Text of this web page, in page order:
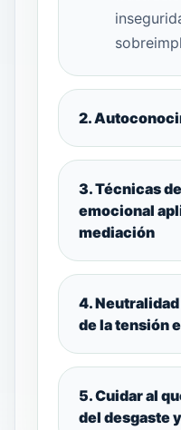
2.
3. Técnicas
emocional
mediación
4.
de la tensión
5. Cuidar al
del desgaste